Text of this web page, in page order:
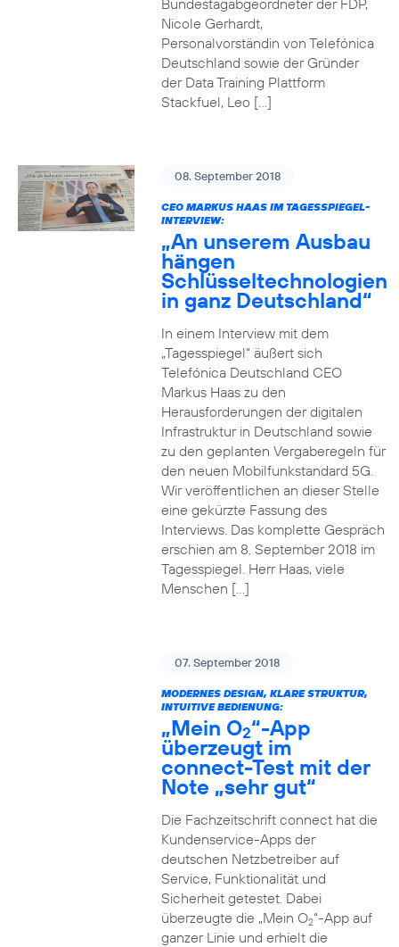
Bundestagabgeordneter der FDP,
Nicole Gerhardt,
Personalvorständin von Telefónica
Deutschland sowie der Gründer
der Data Training Plattform
Stackfuel, Leo […]
08. September 2018
CEO MARKUS HAAS IM TAGESSPIEGEL-
INTERVIEW:
„An unserem Ausbau
hängen
Schlüsseltechnologien
in ganz Deutschland“
In einem Interview mit dem
„Tagesspiegel“ äußert sich
Telefónica Deutschland CEO
Markus Haas zu den
Herausforderungen der digitalen
Infrastruktur in Deutschland sowie
zu den geplanten Vergaberegeln für
den neuen Mobilfunkstandard 5G.
Wir veröffentlichen an dieser Stelle
eine gekürzte Fassung des
Interviews. Das komplette Gespräch
erschien am 8. September 2018 im
Tagesspiegel. Herr Haas, viele
Menschen […]
07. September 2018
MODERNES DESIGN, KLARE STRUKTUR,
INTUITIVE BEDIENUNG:
„Mein O2“-App
überzeugt im
connect-Test mit der
Note „sehr gut“
Die Fachzeitschrift connect hat die
Kundenservice-Apps der
deutschen Netzbetreiber auf
Service, Funktionalität und
Sicherheit getestet. Dabei
überzeugte die „Mein O2“-App auf
ganzer Linie und erhielt die